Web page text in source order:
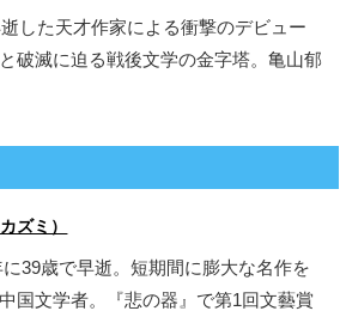
した天才作家による衝撃のデビュー
破滅に迫る戦後文学の金字塔。亀山郁
ズミ）
39歳で早逝。短期間に膨大な名作を
国文学者。『悲の器』で第1回文藝賞